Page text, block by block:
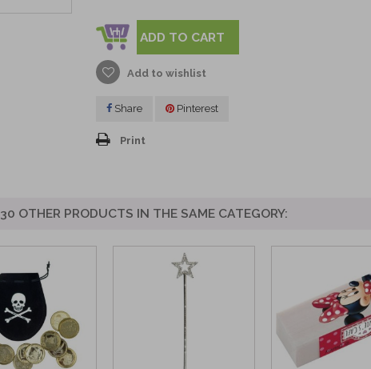
ADD TO CART
Add to wishlist
Share Pinterest
Print
30 OTHER PRODUCTS IN THE SAME CATEGORY: